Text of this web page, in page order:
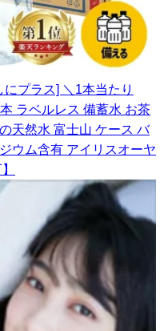
プラス] ＼1本当たり
ラベルレス 備蓄水 お茶
天然水 富士山 ケース バ
ウム含有 アイリスオーヤ